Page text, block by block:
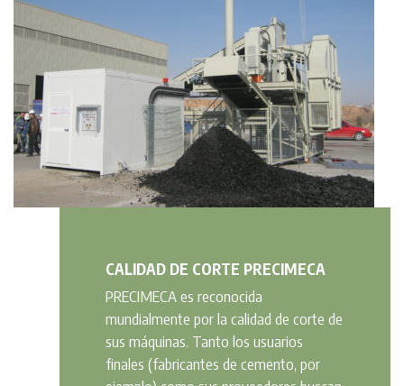
CALIDAD DE CORTE PRECIMECA
PRECIMECA es reconocida
mundialmente por la calidad de corte de
sus máquinas. Tanto los usuarios
finales (fabricantes de cemento, por